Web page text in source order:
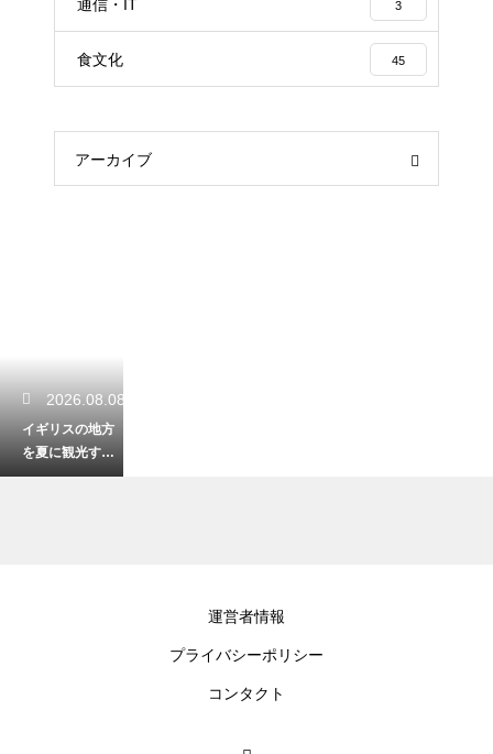
通信・IT 3
食文化 45
アーカイブ
2026.08.08
イギリスの地方
を夏に観光する
爽やかな楽しみ
運営者情報
プライバシーポリシー
コンタクト